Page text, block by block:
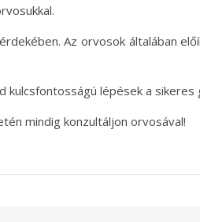
Az orvosok általában
lépések a sikeres
mindig konzultáljon orvosával!